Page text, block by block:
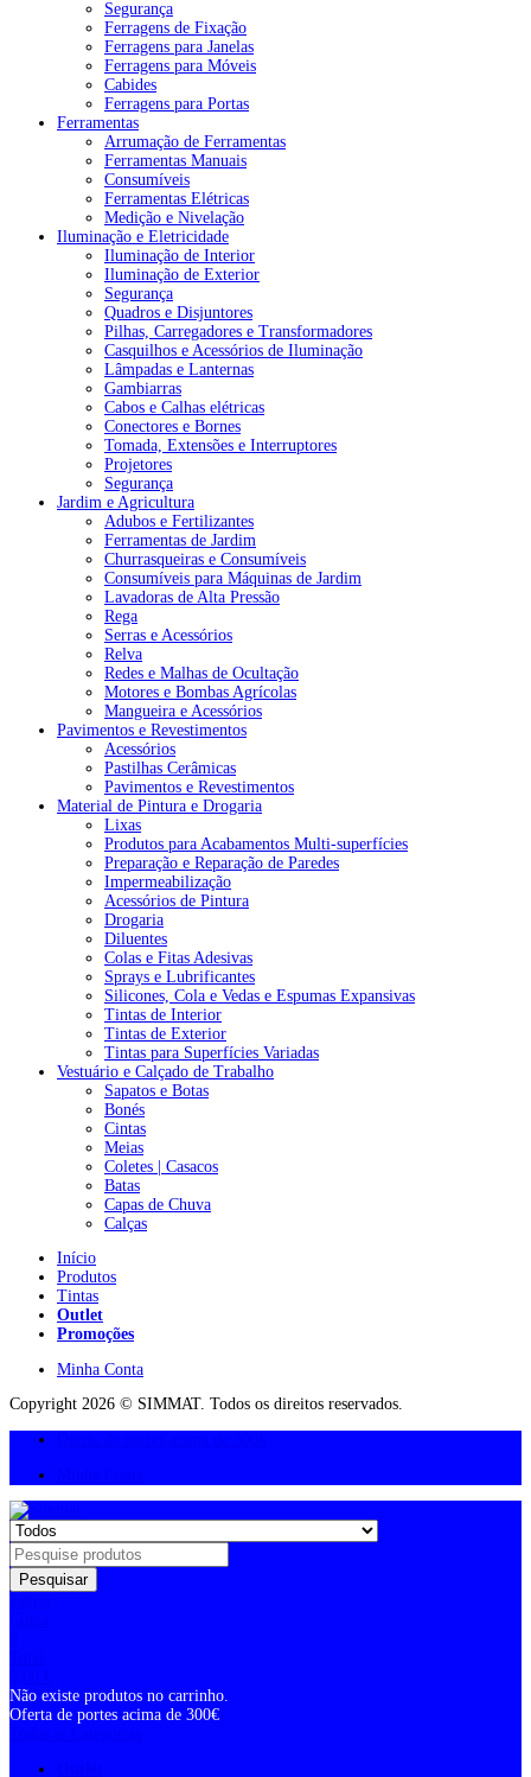
Segurança
Ferragens de Fixação
Ferragens para Janelas
Ferragens para Móveis
Cabides
Ferragens para Portas
Ferramentas
Arrumação de Ferramentas
Ferramentas Manuais
Consumíveis
Ferramentas Elétricas
Medição e Nivelação
Iluminação e Eletricidade
Iluminação de Interior
Iluminação de Exterior
Segurança
Quadros e Disjuntores
Pilhas, Carregadores e Transformadores
Casquilhos e Acessórios de Iluminação
Lâmpadas e Lanternas
Gambiarras
Cabos e Calhas elétricas
Conectores e Bornes
Tomada, Extensões e Interruptores
Projetores
Segurança
Jardim e Agricultura
Adubos e Fertilizantes
Ferramentas de Jardim
Churrasqueiras e Consumíveis
Consumíveis para Máquinas de Jardim
Lavadoras de Alta Pressão
Rega
Serras e Acessórios
Relva
Redes e Malhas de Ocultação
Motores e Bombas Agrícolas
Mangueira e Acessórios
Pavimentos e Revestimentos
Acessórios
Pastilhas Cerâmicas
Pavimentos e Revestimentos
Material de Pintura e Drogaria
Lixas
Produtos para Acabamentos Multi-superfícies
Preparação e Reparação de Paredes
Impermeabilização
Acessórios de Pintura
Drogaria
Diluentes
Colas e Fitas Adesivas
Sprays e Lubrificantes
Silicones, Cola e Vedas e Espumas Expansivas
Tintas de Interior
Tintas de Exterior
Tintas para Superfícies Variadas
Vestuário e Calçado de Trabalho
Sapatos e Botas
Bonés
Cintas
Meias
Coletes | Casacos
Batas
Capas de Chuva
Calças
Início
Produtos
Tintas
Outlet
Promoções
Minha Conta
Copyright 2026 © SIMMAT. Todos os direitos reservados.
Pesquisar
Não existe produtos no carrinho.
Oferta de portes acima de 300€